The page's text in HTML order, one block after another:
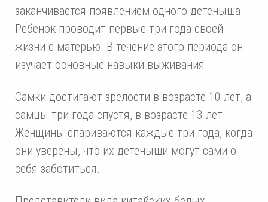
заканчивается появлением одного детеныша.
Ребенок проводит первые три года своей
жизни с матерью. В течение этого периода он
изучает основные навыки выживания.
Самки достигают зрелости в возрасте 10 лет, а
самцы три года спустя, в возрасте 13 лет.
Женщины спариваются каждые три года, когда
они уверены, что их детеныши могут сами о
себя заботиться.